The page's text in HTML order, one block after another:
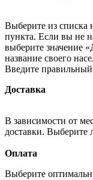
Выберите из списка
пункта. Если вы не
выберите значение
название своего
Введите
Доставка
В зависимости от
доставки. Выберите
Оплата
Выберите